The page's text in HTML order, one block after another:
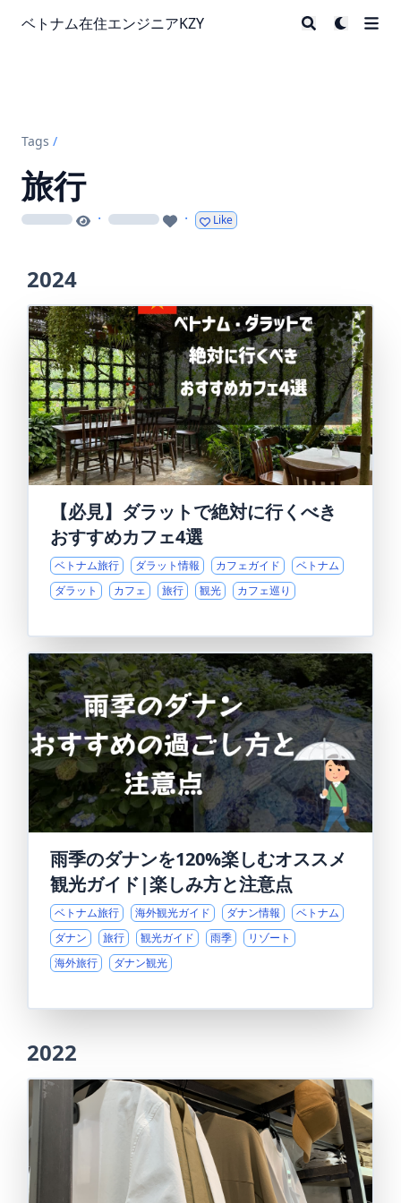
ベトナム在住エンジニアKZY
Tags /
旅行
loading · loading · Like
2024
【必見】ダラットで絶対に行くべき
おすすめカフェ4選
ベトナム旅行 ダラット情報 カフェガイド
ベトナム
ダラット
カフェ 旅行 観光 カフェ巡り
雨季のダナンを120%楽しむオススメ
観光ガイド|楽しみ方と注意点
ベトナム旅行 海外観光ガイド ダナン情報
ベトナム
ダナン
旅行 観光ガイド 雨季
リゾート
海外旅行
ダナン観光
2022